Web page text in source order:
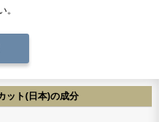
ット(日本)の成分